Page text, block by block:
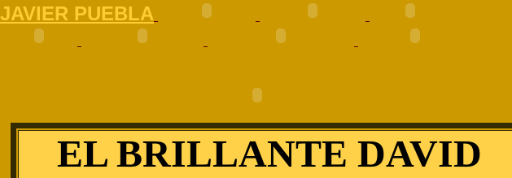
JAVIER PUEBLA
EL BRILLANTE DAVID